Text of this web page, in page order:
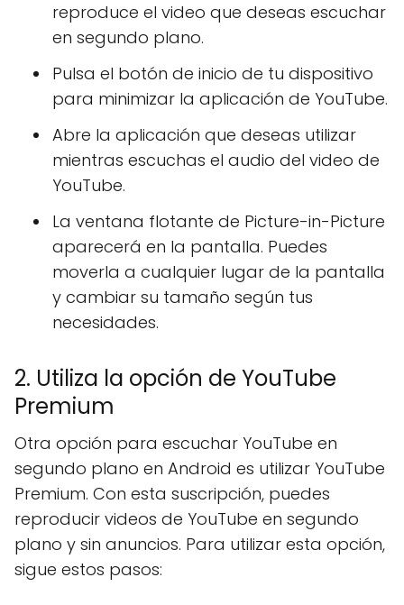
reproduce el video que deseas escuchar
en segundo plano.
Pulsa el botón de inicio de tu dispositivo
para minimizar la aplicación de YouTube.
Abre la aplicación que deseas utilizar
mientras escuchas el audio del video de
YouTube.
La ventana flotante de Picture-in-Picture
aparecerá en la pantalla. Puedes
moverla a cualquier lugar de la pantalla
y cambiar su tamaño según tus
necesidades.
2. Utiliza la opción de YouTube
Premium
Otra opción para escuchar YouTube en
segundo plano en Android es utilizar YouTube
Premium. Con esta suscripción, puedes
reproducir videos de YouTube en segundo
plano y sin anuncios. Para utilizar esta opción,
sigue estos pasos: